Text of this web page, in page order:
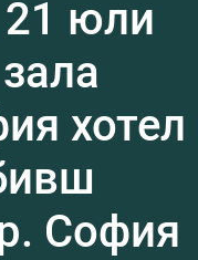
21 юли
хотел
София